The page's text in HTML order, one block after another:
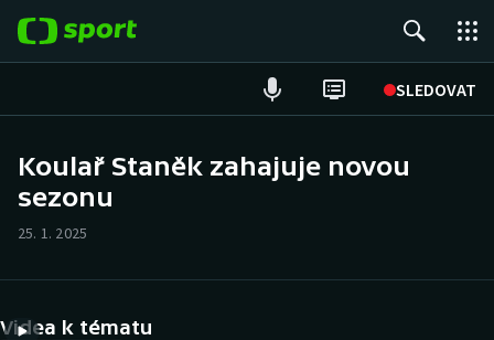
SLEDOVAT
Hokej
Koulař Staněk zahajuje novou
sezonu
25. 1. 2025
Videa k tématu